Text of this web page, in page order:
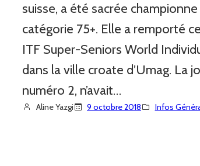
suisse, a été sacrée
catégorie 75+. Elle a remporté
ITF Super-Seniors World
dans la ville croate d’Umag. La
numéro 2, n’avait…
Aline Yazgi 9 octobre 2018 Infos